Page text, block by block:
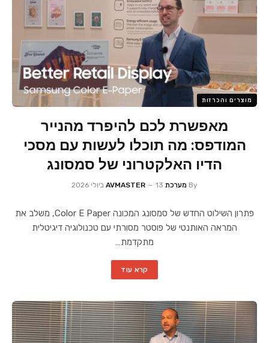
מוצרים והכרזות
מאפשרת לכם להיפרד מהנייר
המודפס: מה תוכלו לעשות עם מסכי
הדיו האלקטרוני של סמסונג
By מערכת AVMASTER 13 ביולי 2026
פתרון השילוט החדש של סמסונג המכונה Color E Paper, משלב את
המראה האותנטי של פוסטר מסורתי עם טכנולוגיה דיגיטלית
מתקדמת…
קרא עוד